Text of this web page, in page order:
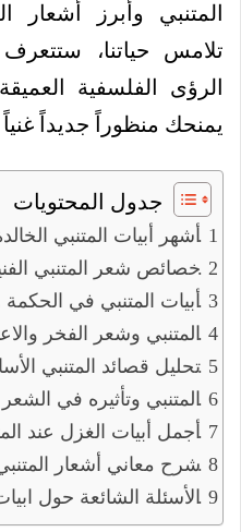
المتنبي وأبرز أشعار
تلامس حياتنا،
الرؤى الفلسفية
يمنحك منظوراً جديداً غنياً
جدول المحتويات
أشهر أبيات المتنبي
خصائص شعر المتنبي
أبيات المتنبي في الحكمة
المتنبي وشعر الفخر
تحليل قصائد المتنبي
المتنبي وتأثيره في
أجمل أبيات الغزل عند
شرح معاني أشعار
الأسئلة الشائعة حول